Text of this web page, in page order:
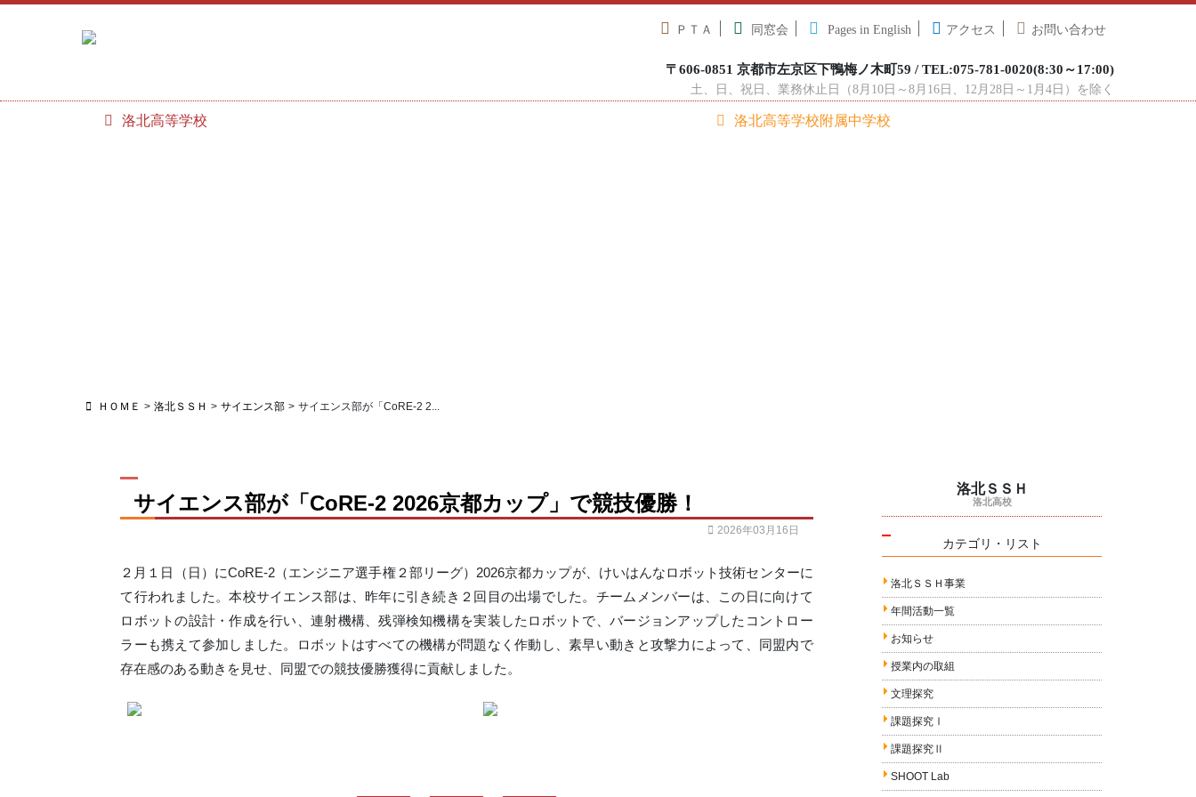
ＰＴＡ 同窓会 Pages in English アクセス お問い合わせ
〒606-0851 京都市左京区下鴨梅ノ木町59 / TEL:075-781-0020(8:30～17:00)
土、日、祝日、業務休止日（8月10日～8月16日、12月28日～1月4日）を除く
洛北高等学校 洛北高等学校附属中学校
ＨＯＭＥ > 洛北ＳＳＨ > サイエンス部 > サイエンス部が「CoRE-2 2...
サイエンス部が「CoRE-2 2026京都カップ」で競技優勝！
2026年03月16日
２月１日（日）にCoRE-2（エンジニア選手権２部リーグ） 2026京都カップが、けいはんなロボット技術センターに
て行われました。本校サイエンス部は、昨年に引き続き２回目の出場でした。チームメンバーは、この日に向けて
ロボットの設計・作成を行い、連射機構、残弾検知機構を実装したロボットで、バージョンアップしたコントロー
ラーも携えて参加しました。ロボットはすべての機構が問題なく作動し、素早い動きと攻撃力によって、同盟内で
存在感のある動きを見せ、同盟での競技優勝獲得に貢献しました。
洛北ＳＳＨ
洛北高校
カテゴリ・リスト
洛北ＳＳＨ事業
年間活動一覧
お知らせ
授業内の取組
文理探究
課題探究Ⅰ
課題探究Ⅱ
SHOOT Lab